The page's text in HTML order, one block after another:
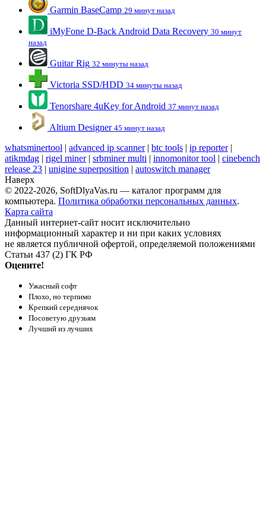
Garmin BaseCamp 29 минут назад
iMyFone D-Back Android Data Recovery 30 минут
назад
Guitar Rig 32 минуты назад
Victoria SSD/HDD 34 минуты назад
Tenorshare 4uKey for Android 37 минут назад
Altium Designer 45 минут назад
whatsminertool | advanced ip scanner| btc tools | ip reporter|
atikmdag | rigel miner| srbminer multi | innomonitor tool | cinebench
release 23 | unigine superposition | autoswitch manager
Наверх
© 2022-2026, SoftDlyaVas.ru — каталог программ для
компьютера. Политика обработки персональных данных.
Карта сайта
Данный интернет-сайт носит исключительно
информационный характер и ни при каких условиях
не является публичной офертой, определяемой положениями
Статьи 437 (2) ГК РФ
Оцените!
Ужасный софт
Плохо, но терпимо
Крепкий середнячок
Посоветую друзьям
Лучший из лучших